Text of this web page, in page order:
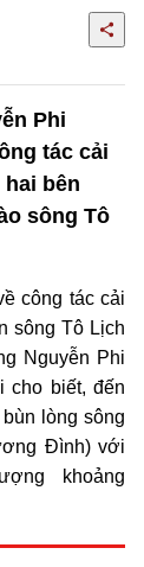
Phi
tác cải
bên
sông Tô
công tác cải
sông Tô Lịch
Nguyễn Phi
cho biết, đến
lòng sông
Đình) với
khoảng